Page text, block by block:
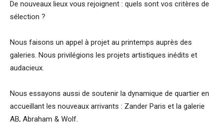
De nouveaux lieux vous rejoignent : quels sont vos critères de
sélection ?
Nous faisons un appel à projet au printemps auprès des
galeries. Nous privilégions les projets artistiques inédits et
audacieux.
Nous essayons aussi de soutenir la dynamique de quartier en
accueillant les nouveaux arrivants : Zander Paris et la galerie
AB, Abraham & Wolf.